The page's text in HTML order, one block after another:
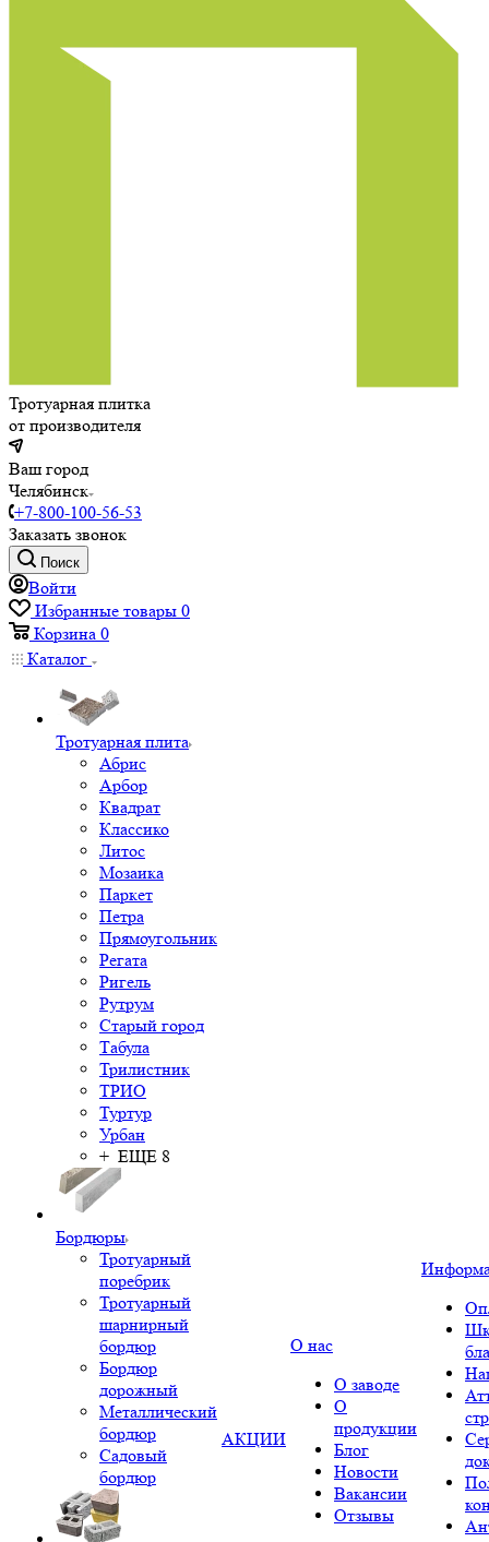
Тротуарная плитка
от производителя
Ваш город
Челябинск
+7-800-100-56-53
Заказать звонок
Поиск
Войти
Избранные товары 0
Корзина 0
Каталог
Тротуарная плита
Абрис
Арбор
Квадрат
Классико
Литос
Мозаика
Паркет
Петра
Прямоугольник
Регата
Ригель
Рутрум
Старый город
Табула
Трилистник
ТРИО
Туртур
Урбан
+ ЕЩЕ 8
Бордюры
Тротуарный
поребрик
Тротуарный
шарнирный
бордюр
Бордюр
дорожный
Металлический
бордюр
Садовый
бордюр
АКЦИИ
О нас
О заводе
О
продукции
Блог
Новости
Вакансии
Отзывы